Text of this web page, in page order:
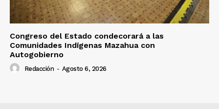
Congreso del Estado condecorará a las
Comunidades Indígenas Mazahua con
Autogobierno
Redacción - Agosto 6, 2026